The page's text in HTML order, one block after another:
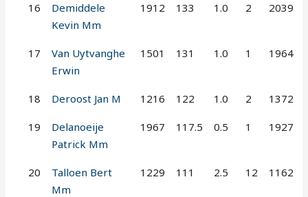
16
Demiddele
Kevin Mm
1912 133 1.0 2 2039
17
Van Uytvanghe
Erwin
1501 131 1.0 1 1964
18 Deroost Jan M 1216 122 1.0 2 1372
19
Delanoeije
Patrick Mm
1967 117.5 0.5 1 1927
20
Talloen Bert
Mm
1229 111 2.5 12 1162